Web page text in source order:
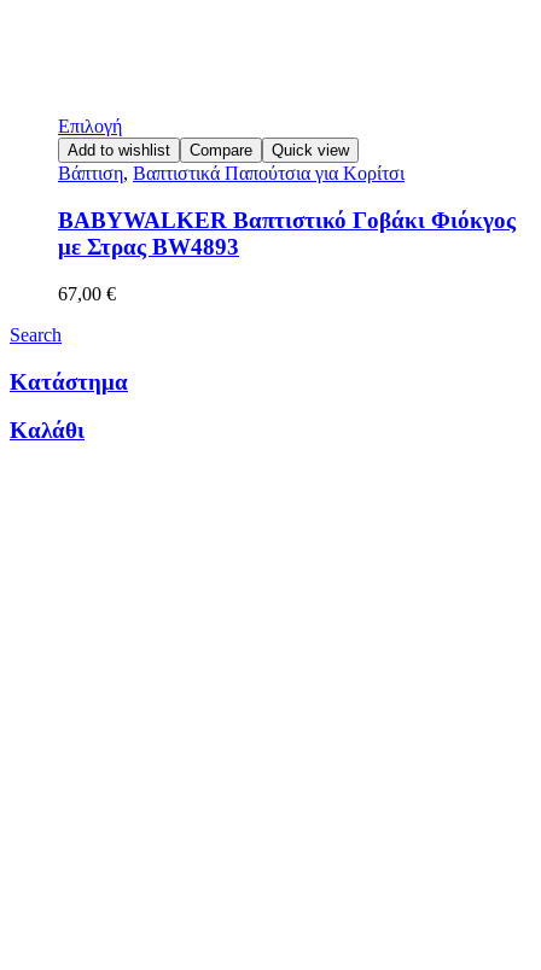
Επιλογή
Add to wishlist Compare Quick view
Βάπτιση, Βαπτιστικά Παπούτσια για Κορίτσι
BABYWALKER Βαπτιστικό Γοβάκι Φιόκγος
με Στρας BW4893
67,00 €
Search
Κατάστημα
Καλάθι